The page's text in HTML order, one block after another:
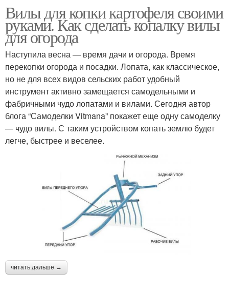
Вилы для копки картофеля своими
руками. Как сделать копалку вилы
для огорода
Наступила весна — время дачи и огорода. Время
перекопки огорода и посадки. Лопата, как классическое,
но не для всех видов сельских работ удобный
инструмент активно замещается самодельными и
фабричными чудо лопатами и вилами. Сегодня автор
блога “Самоделки Vitmana” покажет еще одну самоделку
— чудо вилы. С таким устройством копать землю будет
легче, быстрее и веселее.
читать дальше →